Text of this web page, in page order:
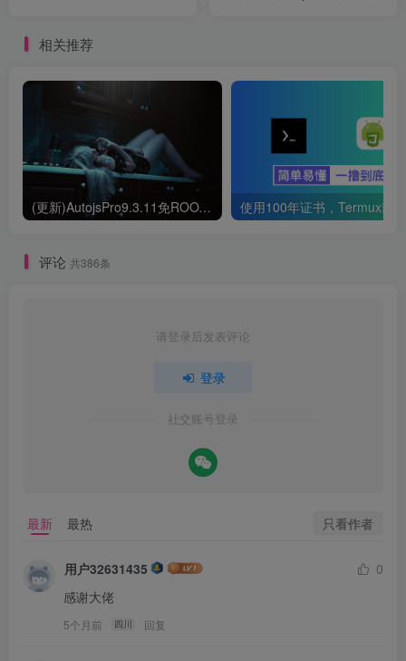
相关推荐
(更新)AutojsPro9.3.11免ROOT破解版直接运行 去除升级弹窗
评论 共386条
请登录后发表评论
登录
社交账号登录
最新 最热 只看作者
用户32631435
0
感谢大佬
5个月前 四川 回复